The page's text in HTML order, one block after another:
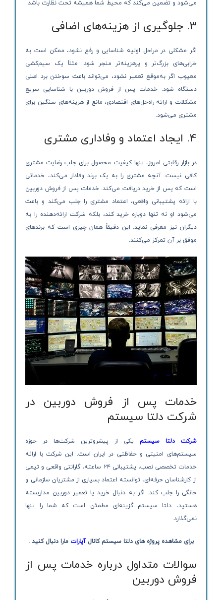
می‌شود و تضمین می‌کند که محیط شما همیشه تحت نظارت باشد.
3. جلوگیری از هزینه‌های اضافی
اگر مشکلی در مراحل اولیه شناسایی و رفع نشود، ممکن است به
خرابی‌های بزرگ‌تر و پرهزینه‌تر منجر شود. مثلاً یک سیم‌کشی
معیوب اگر به‌موقع تعمیر نشود، می‌تواند باعث سوختن برد اصلی
دستگاه شود. خدمات پس از فروش دوربین با شناسایی سریع
مشکلات و ارائه راه‌حل‌های اقتصادی، مانع از هزینه‌های سنگین برای
مشتری می‌شود.
4. ایجاد اعتماد و وفاداری مشتری
در بازار رقابتی امروز، تنها کیفیت محصول برای جلب رضایت مشتری
کافی نیست. آنچه مشتری را به یک برند وفادار می‌کند، خدماتی
است که پس از خرید دریافت می‌کند. خدمات پس از فروش دوربین
با ارائه پشتیبانی واقعی، اعتماد مشتری را جلب می‌کند و باعث
می‌شود او نه تنها دوباره خرید کند، بلکه شرکت ارائه‌دهنده را به
دیگران نیز معرفی نماید. این دقیقاً همان چیزی است که برندهای
موفق بر آن تمرکز می‌کنند.
خدمات پس از فروش دوربین در
شرکت دلتا سیستم
شرکت دلتا سیستم یکی از پیشروترین شرکت‌ها در حوزه
سیستم‌های امنیتی و حفاظتی در ایران است. این شرکت با ارائه
خدمات تخصصی نصب، پشتیبانی ۲۴ ساعته، گارانتی واقعی و تیمی
از کارشناسان حرفه‌ای، توانسته اعتماد بسیاری از مشتریان سازمانی و
خانگی را جلب کند. اگر به دنبال خرید یا تعمیر دوربین مداربسته
هستید، دلتا سیستم گزینه‌ای مطمئن است که شما را تنها
نمی‌گذارد.
برای مشاهده پروژه های دلتا سیستم کانالآپارات مارا دنبال کنید .
سوالات متداول درباره خدمات پس از
فروش دوربین